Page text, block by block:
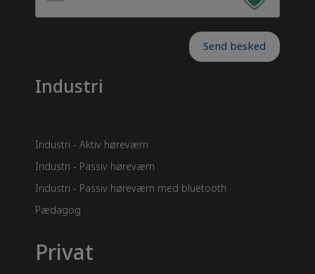
Send besked
Industri
Industri - Aktiv høreværn
Industri - Passiv høreværn
Industri - Passiv høreværn med bluetooth
Pædagog
Privat